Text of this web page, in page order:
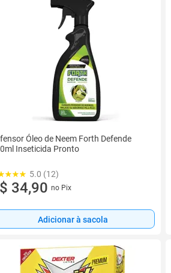
Óleo de Neem Forth Defende
Inseticida Pronto
5.0 (12)
34,90 no Pix
Adicionar à sacola